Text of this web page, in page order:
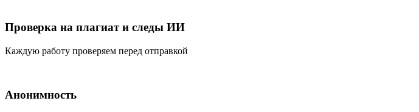
Проверка на плагиат и следы ИИ
Каждую работу проверяем перед отправкой
Анонимность